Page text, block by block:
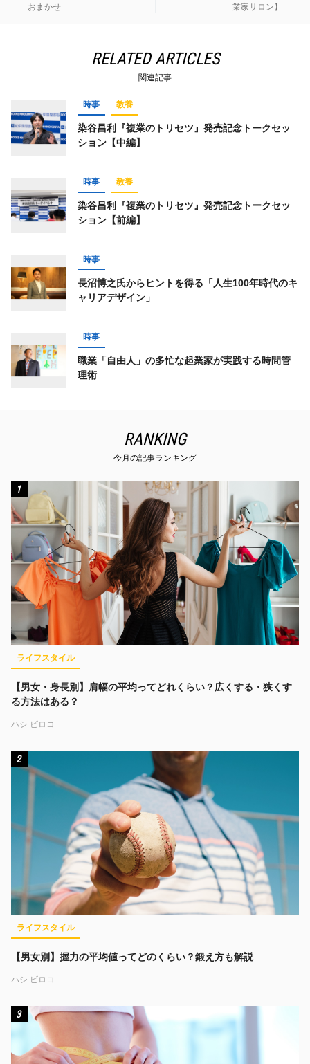
おまかせ 業家サロン】
RELATED ARTICLES
関連記事
時事 教養
染谷昌利『複業のトリセツ』発売記念トークセッ
ション【中編】
時事 教養
染谷昌利『複業のトリセツ』発売記念トークセッ
ション【前編】
時事
長沼博之氏からヒントを得る「人生100年時代のキ
ャリアデザイン」
時事
職業「自由人」の多忙な起業家が実践する時間管
理術
RANKING
今月の記事ランキング
1
ライフスタイル
【男女・身長別】肩幅の平均ってどれくらい？広くする・狭くす
る方法はある？
ハシ ビロコ
2
ライフスタイル
【男女別】握力の平均値ってどのくらい？鍛え方も解説
ハシ ビロコ
3